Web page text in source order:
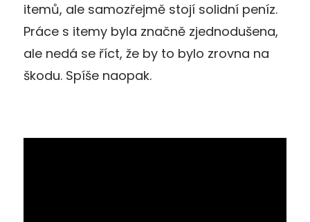
itemů, ale samozřejmě stojí solidní peníz.
Práce s itemy byla značně zjednodušena,
ale nedá se říct, že by to bylo zrovna na
škodu. Spíše naopak.